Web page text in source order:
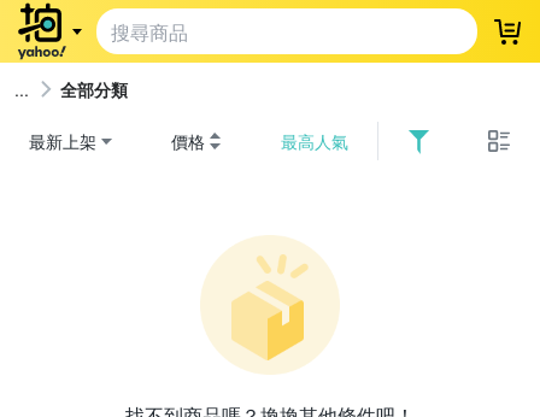
登
全部分類
最新上架 價格 最高人氣